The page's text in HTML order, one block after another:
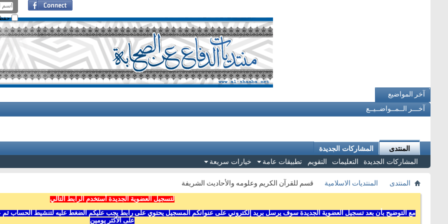
حفظ
آخر المواضيع
آخـــر الــمــواضــيــع
المنتدى
المشاركات الجديدة
التعليمات التقويم تطبيقات عامة خيارات سريعة
المشاركات الجديدة
المنتدى المنتديات الاسلامية قسم للقرآن الكريم وعلومه والأحاديث الشريفة
لتسجيل العضوية الجديدة أستخدم الرابط التالي
مع التوضيح بأن بعد تسجيل العضوية الجديدة سوف يرسل بريد إلكتروني على عنوانكم المسجيل يحتوي على رابط يجب عليكم الضغط عليه لتنشيط الحساب ثم
على الأكثر يومين